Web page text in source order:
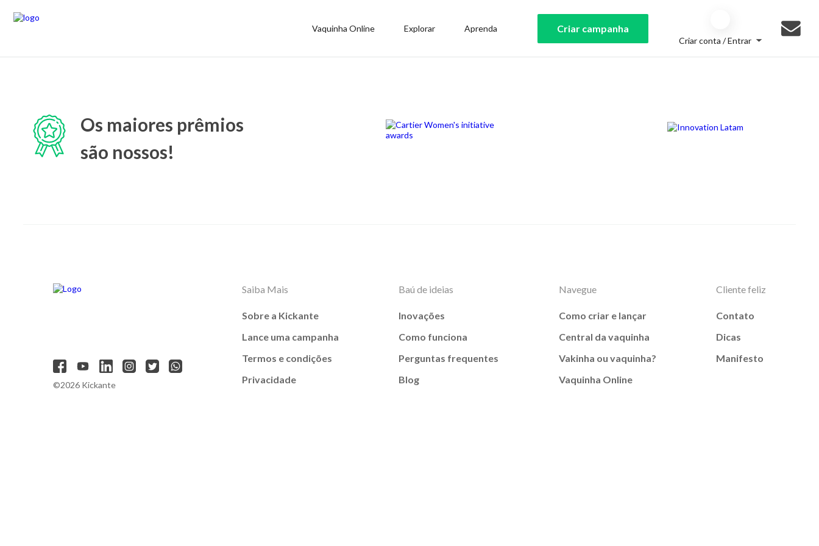
Vaquinha Online Explorar Aprenda Criar campanha
Criar conta / Entrar
Os maiores prêmios
são nossos!
©2026 Kickante
Saiba Mais
Sobre a Kickante
Lance uma campanha
Termos e condições
Privacidade
Baú de ideias
Inovações
Como funciona
Perguntas frequentes
Blog
Navegue
Como criar e lançar
Central da vaquinha
Vakinha ou vaquinha?
Vaquinha Online
Cliente feliz
Contato
Dicas
Manifesto